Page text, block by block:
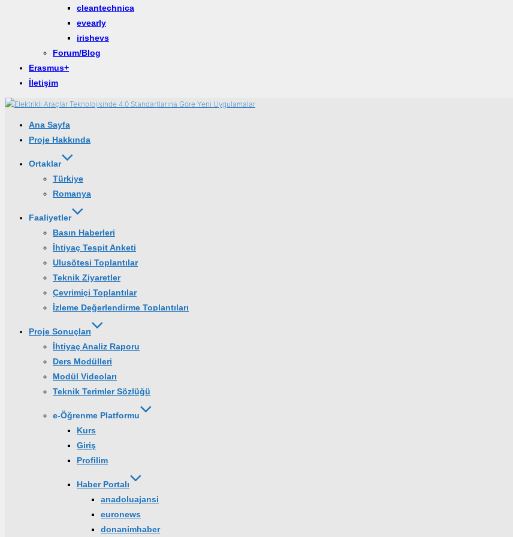
cleantechnica
evearly
irishevs
Forum/Blog
Erasmus+
İletişim
Ana Sayfa
Proje Hakkında
Ortaklar
Türkiye
Romanya
Faaliyetler
Basın Haberleri
İhtiyaç Tespit Anketi
Ulusötesi Toplantılar
Teknik Ziyaretler
Çevrimiçi Toplantılar
İzleme Değerlendirme Toplantıları
Proje Sonuçları
İhtiyaç Analiz Raporu
Ders Modülleri
Modül Videoları
Teknik Terimler Sözlüğü
e-Öğrenme Platformu
Kurs
Giriş
Profilim
Haber Portalı
anadoluajansi
euronews
donanimhaber